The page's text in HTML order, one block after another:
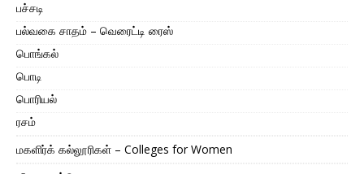
பச்சடி
பல்வகை சாதம் – வெரைட்டி ரைஸ்
பொங்கல்
பொடி
பொரியல்
ரசம்
மகளிர்க் கல்லூரிகள் – Colleges for Women